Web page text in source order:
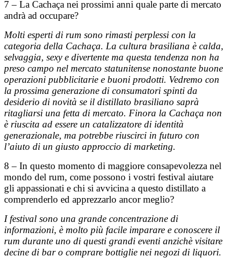
7 – La Cachaça nei prossimi anni quale parte di mercato
andrà ad occupare?
Molti esperti di rum sono rimasti perplessi con la
categoria della Cachaça. La cultura brasiliana è calda,
selvaggia, sexy e divertente ma questa tendenza non ha
preso campo nel mercato statunitense nonostante buone
operazioni pubblicitarie e buoni prodotti. Vedremo con
la prossima generazione di consumatori spinti da
desiderio di novità se il distillato brasiliano saprà
ritagliarsi una fetta di mercato. Finora la Cachaça non
è riuscita ad essere un catalizzatore di identità
generazionale, ma potrebbe riuscirci in futuro con
l’aiuto di un giusto approccio di marketing.
8 – In questo momento di maggiore consapevolezza nel
mondo del rum, come possono i vostri festival aiutare
gli appassionati e chi si avvicina a questo distillato a
comprenderlo ed apprezzarlo ancor meglio?
I festival sono una grande concentrazione di
informazioni, è molto più facile imparare e conoscere il
rum durante uno di questi grandi eventi anzichè visitare
decine di bar o comprare bottiglie nei negozi di liquori.